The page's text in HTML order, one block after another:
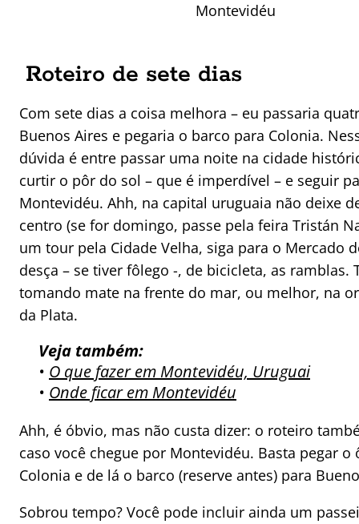
Montevidéu
Roteiro de sete dias
Com sete dias a coisa melhora – eu passaria
Buenos Aires e pegaria o barco para Colonia.
dúvida é entre passar uma noite na cidade
curtir o pôr do sol – que é imperdível – e seguir
Montevidéu. Ahh, na capital uruguaia não deixe
centro (se for domingo, passe pela feira Tristán
um tour pela Cidade Velha, siga para o Mercado
desça – se tiver fôlego -, de bicicleta, as ramblas.
tomando mate na frente do mar, ou melhor, na
da Plata.
Veja também:
• O que fazer em Montevidéu, Uruguai
• Onde ficar em Montevidéu
Ahh, é óbvio, mas não custa dizer: o roteiro
caso você chegue por Montevidéu. Basta pegar o
Colonia e de lá o barco (reserve antes) para
Sobrou tempo? Você pode incluir ainda um